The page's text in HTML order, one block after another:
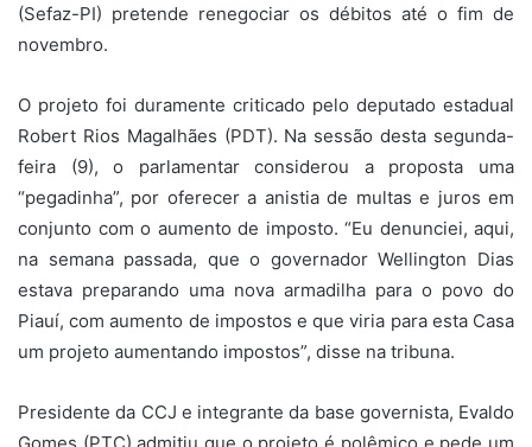
(Sefaz-PI) pretende renegociar os débitos até o fim de
novembro.
O projeto foi duramente criticado pelo deputado estadual
Robert Rios Magalhães (PDT). Na sessão desta segunda-
feira (9), o parlamentar considerou a proposta uma
“pegadinha”, por oferecer a anistia de multas e juros em
conjunto com o aumento de imposto. “Eu denunciei, aqui,
na semana passada, que o governador Wellington Dias
estava preparando uma nova armadilha para o povo do
Piauí, com aumento de impostos e que viria para esta Casa
um projeto aumentando impostos”, disse na tribuna.
Presidente da CCJ e integrante da base governista, Evaldo
Gomes (PTC) admitiu que o projeto é polêmico e pede um